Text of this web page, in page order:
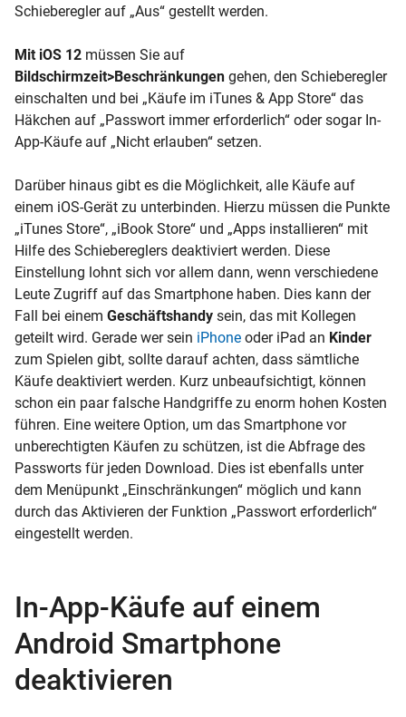
Schieberegler auf „Aus“ gestellt werden.
Mit iOS 12 müssen Sie auf
Bildschirmzeit>Beschränkungen gehen, den Schieberegler
einschalten und bei „Käufe im iTunes & App Store“ das
Häkchen auf „Passwort immer erforderlich“ oder sogar In-
App-Käufe auf „Nicht erlauben“ setzen.
Darüber hinaus gibt es die Möglichkeit, alle Käufe auf
einem iOS-Gerät zu unterbinden. Hierzu müssen die Punkte
„iTunes Store“, „iBook Store“ und „Apps installieren“ mit
Hilfe des Schiebereglers deaktiviert werden. Diese
Einstellung lohnt sich vor allem dann, wenn verschiedene
Leute Zugriff auf das Smartphone haben. Dies kann der
Fall bei einem Geschäftshandy sein, das mit Kollegen
geteilt wird. Gerade wer sein iPhone oder iPad an Kinder
zum Spielen gibt, sollte darauf achten, dass sämtliche
Käufe deaktiviert werden. Kurz unbeaufsichtigt, können
schon ein paar falsche Handgriffe zu enorm hohen Kosten
führen. Eine weitere Option, um das Smartphone vor
unberechtigten Käufen zu schützen, ist die Abfrage des
Passworts für jeden Download. Dies ist ebenfalls unter
dem Menüpunkt „Einschränkungen“ möglich und kann
durch das Aktivieren der Funktion „Passwort erforderlich“
eingestellt werden.
In-App-Käufe auf einem
Android Smartphone
deaktivieren